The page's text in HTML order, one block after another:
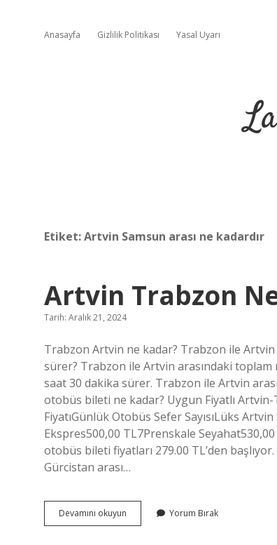
Anasayfa Gizlilik Politikası Yasal Uyarı
Etiket:Artvin Samsun arası ne kadardır
Artvin Trabzon
Tarih: Aralık 21, 2024
Trabzon Artvin ne kadar? Trabzon ile
sürer? Trabzon ile Artvin arasındaki
saat 30 dakika sürer. Trabzon ile Artvin
otobüs bileti ne kadar? Uygun Fiyatlı
FiyatıGünlük Otobüs Sefer SayısıLüks
Ekspres500,00 TL7Prenskale
otobüs bileti fiyatları 279.00 TL’den
Gürcistan arası…
Devamını okuyun
Trabzon
Yorum Bırak